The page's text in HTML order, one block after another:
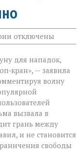
к
записи
слова — не
безлимитный
тариф»:
споры
вокруг
отзывов
о
кино
отключены
для нападок,
— заявила
волну
вызвала в
грань между
и не становится
свободы